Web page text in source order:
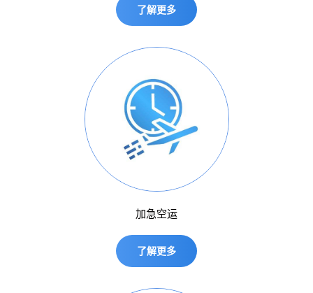
了解更多
加急空运
了解更多